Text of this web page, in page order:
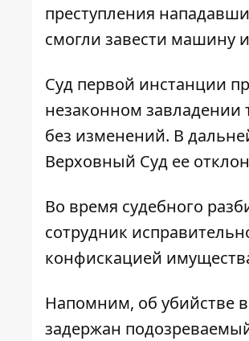
преступления
смогли завести машину
Суд первой инстанции
незаконном завладении
без изменений. В
Верховный Суд ее
Во время судебного
сотрудник
конфискацией
Напомним, об убийстве в
задержан